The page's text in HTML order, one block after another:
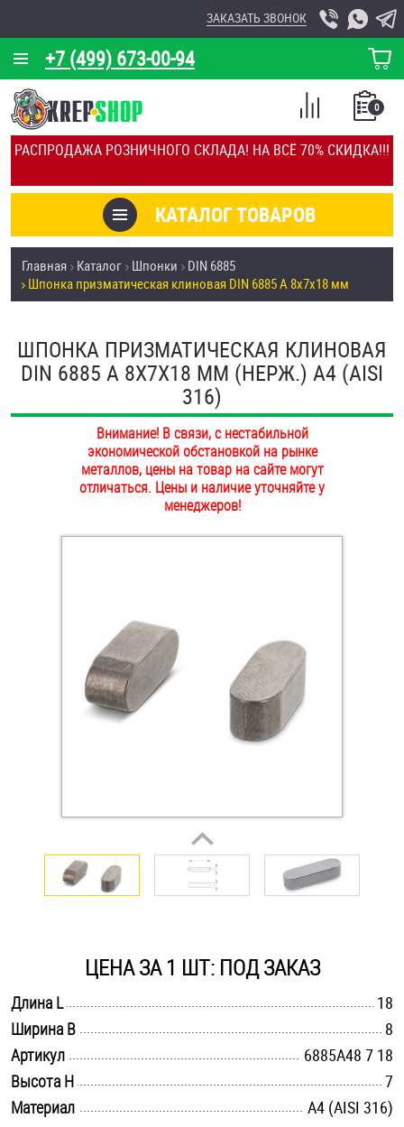
РАСПРОДАЖА РОЗНИЧНОГО СКЛАДА! НА ВСЁ 70% СКИДКА!!!
+7 (499) 673-00-94
ЗАКАЗАТЬ ЗВОНОК
КОРЗИНА
О КОМПАНИИ
КАЛЬКУЛЯТОР
ОТЗЫВЫ
УСЛУГИ
СКИДКИ
ОПТ
ПОКУПАТЕЛЯМ
ОПЛАТА И ДОСТАВКА
НАШИ МАГАЗИНЫ
КАТАЛОГ ТОВАРОВ
0
СПИСОК
СРАВНЕНИЕ
Товары со скидкой
Анкеры
Антивандальный крепёж, инструмент
Заклепки (Гайки-Заклепки)
Инструмент
Крюки, кольца с метрической резьбой
Оснастка и аксессуары для яхт
Стопорные кольца
Такелаж
Хомуты
Главная Каталог Шпонки
DIN 6885
Шпонка призматическая клиновая DIN 6885 А 8х7х18 мм
ШПОНКА ПРИЗМАТИЧЕСКАЯ КЛИНОВАЯ
DIN 6885 А 8Х7Х18 ММ (НЕРЖ.) A4 (AISI
316)
Внимание! В связи, с нестабильной
экономической обстановкой на рынке
металлов, цены на товар на сайте могут
отличаться. Цены и наличие уточняйте у
менеджеров!
ЦЕНА ЗА 1 ШТ: ПОД ЗАКАЗ
Длина L
18
Ширина B
8
Артикул
6885A48 7 18
Высота H
7
Материал
A4 (AISI 316)